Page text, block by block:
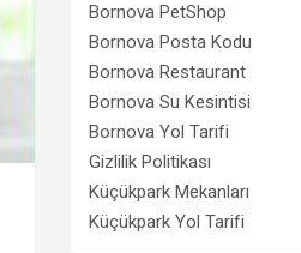
Bornova PetShop
Bornova Posta Kodu
Bornova Restaurant
Bornova Su Kesintisi
Bornova Yol Tarifi
Gizlilik Politikası
Küçükpark Mekanları
Küçükpark Yol Tarifi